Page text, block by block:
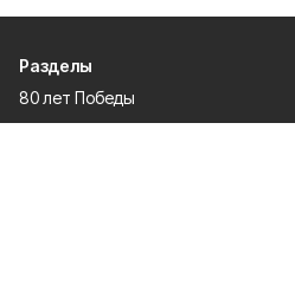
Разделы
80 лет Победы
Новости